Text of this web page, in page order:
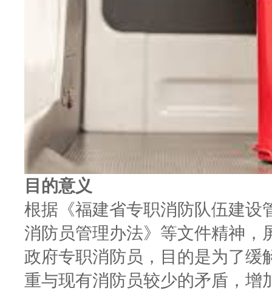
目的意义
根据《福建省专职消防队伍建设
消防员管理办法》等文件精神，
政府专职消防员，目的是为了缓
重与现有消防员较少的矛盾，增